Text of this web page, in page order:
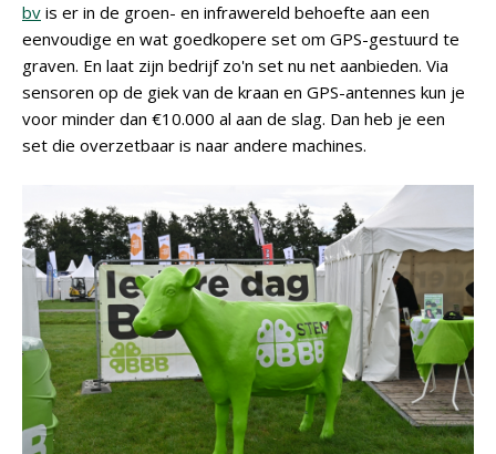
bv is er in de groen- en infrawereld behoefte aan een
eenvoudige en wat goedkopere set om GPS-gestuurd te
graven. En laat zijn bedrijf zo'n set nu net aanbieden. Via
sensoren op de giek van de kraan en GPS-antennes kun je
voor minder dan €10.000 al aan de slag. Dan heb je een
set die overzetbaar is naar andere machines.